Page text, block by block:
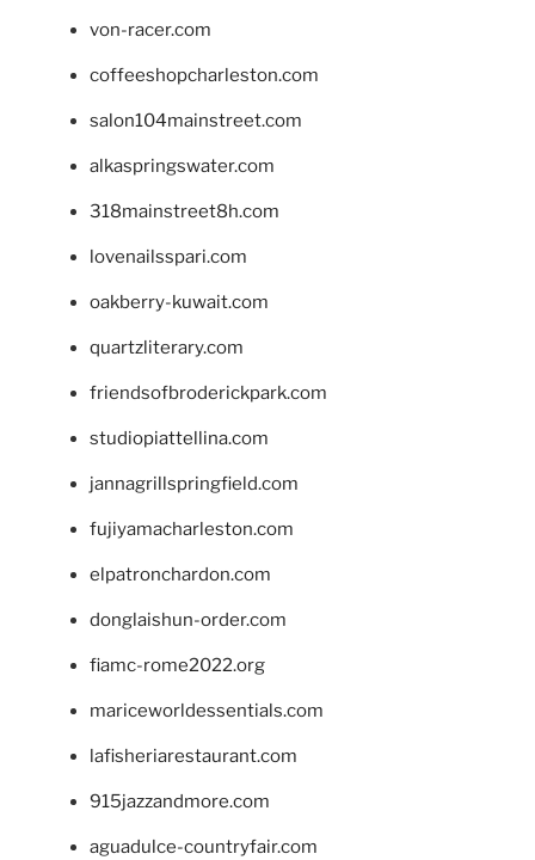
von-racer.com
coffeeshopcharleston.com
salon104mainstreet.com
alkaspringswater.com
318mainstreet8h.com
lovenailsspari.com
oakberry-kuwait.com
quartzliterary.com
friendsofbroderickpark.com
studiopiattellina.com
jannagrillspringfield.com
fujiyamacharleston.com
elpatronchardon.com
donglaishun-order.com
fiamc-rome2022.org
mariceworldessentials.com
lafisheriarestaurant.com
915jazzandmore.com
aguadulce-countryfair.com